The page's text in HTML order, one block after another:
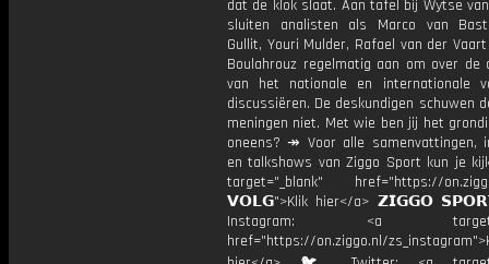
dat de klok slaat. Aan tafel bij Wytse
sluiten analisten als Marco van
Gullit, Youri Mulder, Rafael van der
Boulahrouz regelmatig aan om over de
van het nationale en internationale
discussiëren. De deskundigen schuwen
meningen niet. Met wie ben jij het
oneens? ↠ Voor alle samenvattingen,
en talkshows van Ziggo Sport kun je
target="_blank" href="https://
𝗩𝗢𝗟𝗚">Klik hier</a> 𝗭𝗜𝗚𝗚𝗢
Instagram: <a
href="https://on.ziggo.nl/